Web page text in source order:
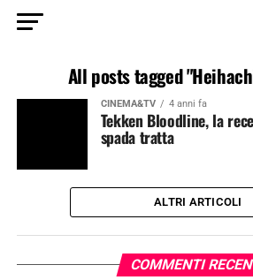
All posts tagged
CINEMA&TV 4 anni fa
Tekken Bloodline, la
spada tratta
ALTRI ARTICOLI
COMMENTI